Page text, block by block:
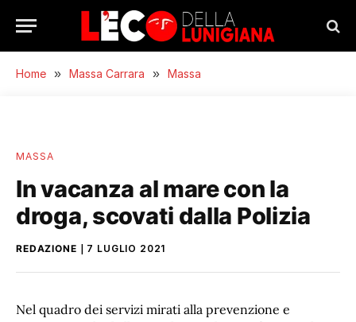
Home » Massa Carrara » Massa
MASSA
In vacanza al mare con la
droga, scovati dalla Polizia
REDAZIONE 7 LUGLIO 2021
Nel quadro dei servizi mirati alla prevenzione e